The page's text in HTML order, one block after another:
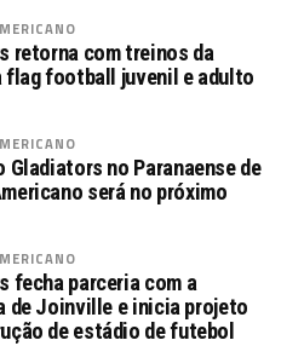
retorna com treinos da
flag football juvenil e adulto
Gladiators no Paranaense de
será no próximo
fecha parceria com a
de Joinville e inicia projeto
de estádio de futebol